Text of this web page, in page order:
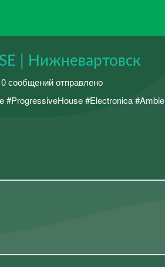
| Нижневартовск
0 сообщений отправлено
#ProgressiveHouse #Electronica